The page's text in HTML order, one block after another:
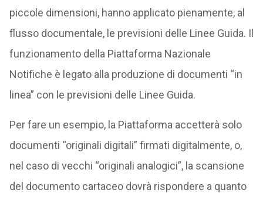
piccole dimensioni, hanno applicato pienamente, al
flusso documentale, le previsioni delle Linee Guida. Il
funzionamento della Piattaforma Nazionale
Notifiche è legato alla produzione di documenti “in
linea” con le previsioni delle Linee Guida.
Per fare un esempio, la Piattaforma accetterà solo
documenti “originali digitali” firmati digitalmente, o,
nel caso di vecchi “originali analogici”, la scansione
del documento cartaceo dovrà rispondere a quanto